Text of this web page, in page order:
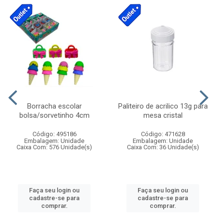
Borracha escolar
bolsa/sorvetinho 4cm
Código: 495186
Embalagem: Unidade
Caixa Com: 576 Unidade(s)
Faça seu login ou
cadastre-se para
comprar.
Paliteiro de acrilico 13g para
mesa cristal
Código: 471628
Embalagem: Unidade
Caixa Com: 36 Unidade(s)
Faça seu login ou
cadastre-se para
comprar.